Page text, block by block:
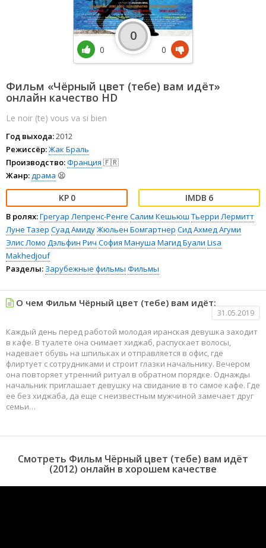
Фильм «Чёрный цвет (тебе) вам идёт»
онлайн качество HD
Le noir (te) vous va si bien
Год выхода:2012
Режиссёр:Жак Браль
Производство:Франция 🇫🇷
Жанр:драма 😫
0 6
В ролях:Грегуар Лепренс-Ренге Салим Кешьюш Тьерри Лермитт
Луне Тазер Суад АмидуЖюльен Бомгартнер Сид Ахмед Агуми
Элис Ломо Дэльфин Рич София Мануша Магид Буали Lisa
Makhedjouf
Разделы: Зарубежные фильмы Фильмы
0
0
0
О чем Фильм Чёрный цвет (тебе) вам идёт:
31.05.2019
Каждый день перед работой молодая иранская девушка заходит
в кафе. В туалете она снимает хиджаб, распускает волосы,
надевает обувь на шпильках и отправляется в офис, где
флиртует с сотрудниками и строит глазки начальнику. Вечером
она повторяет утренний ритуал в обратном порядке. Однажды
начальник приглашает девушку на свидание в то самое кафе. Где
ее без хиджаба, да еще с неизвестным мужчиной замечает друг
семьи…
Смотреть Фильм Чёрный цвет (тебе) вам идёт
(2012) онлайн в хорошем качестве